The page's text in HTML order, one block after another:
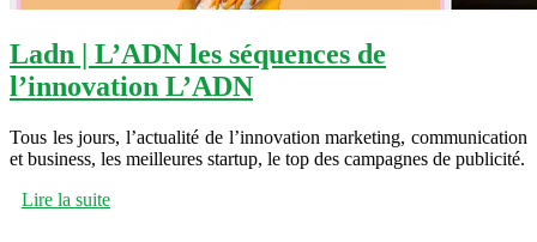
Ladn | L’ADN les séquences de
l’innovation L’ADN
Tous les jours, l’actualité de l’innovation marketing, communication
et business, les meilleures startup, le top des campagnes de publicité.
Lire la suite